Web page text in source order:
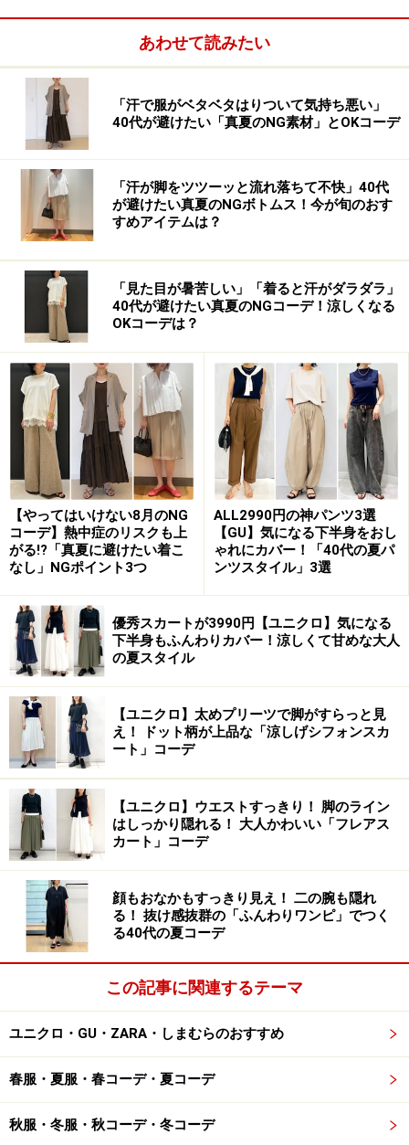
体全体が雪だるまのように大きく見えてしまうこと
■OKコーデにするには
ダウン＆太めパンツのコーデは足元をきれいめにまとめると
すっきり見える 出典：WEAR
そんな時は、写真のようにショートブーツを取り入れる
のがおすすめ。ブーツならシルエットに無駄がなく、足
元がスマートな印象に。ガンガン歩けるような、わずか
も、足元をすっきり見せてくれます。また足首までしっ
かり保護してくれるので、防寒の面でもおすすめです
よ。
2.
無難なカラーのみでメリハリがないコー
デ
冬のアイテムは面積が大きく、気軽に洗えない素材も多
いため、着回しやすいシンプルなカラーを選ぶ人も多い
のではないでしょうか。ですが肌もほとんど隠れてしま
うのでメリハリがなく、無難でのっぺりとしたコーディ
ネートになってしまう場合も……。
■OKコーデにするには
【OKコーデ】差し色を使ってメリハリを付けると効果的
出典：WEAR
身に着けるアイテムが多くなる冬は、
のように差し
色アイテムをうまく取り入れて、メリハリを付けるのが
効果的です。特に冬に取り入れやすく、おすすめなのは
あわせて読みたい
「汗で服がベタベタはりついて気持ち悪い」
40代が避けたい「真夏のNG素材」とOKコーデ
「汗が脚をツツーッと流れ落ちて不快」40代
が避けたい真夏のNGボトムス！今が旬のおす
すめアイテムは？
「見た目が暑苦しい」「着ると汗がダラダラ」
40代が避けたい真夏のNGコーデ！涼しくなる
OKコーデは？
【やってはいけない8月のNG
コーデ】熱中症のリスクも上
がる!?「真夏に避けたい着こ
なし」NGポイント3つ
ALL2990円の神パンツ3選
【GU】気になる下半身をおし
ゃれにカバー！「40代の夏パ
ンツスタイル」3選
優秀スカートが3990円【ユニクロ】気になる
下半身もふんわりカバー！涼しくて甘めな大人
の夏スタイル
【ユニクロ】太めプリーツで脚がすらっと見
え！ ドット柄が上品な「涼しげシフォンスカ
ート」コーデ
【ユニクロ】ウエストすっきり！ 脚のライン
はしっかり隠れる！ 大人かわいい「フレアス
カート」コーデ
顔もおなかもすっきり見え！ 二の腕も隠れ
る！ 抜け感抜群の「ふんわりワンピ」でつく
る40代の夏コーデ
この記事に関連するテーマ
ユニクロ・GU・ZARA・しまむらのおすすめ
春服・夏服・春コーデ・夏コーデ
秋服・冬服・秋コーデ・冬コーデ